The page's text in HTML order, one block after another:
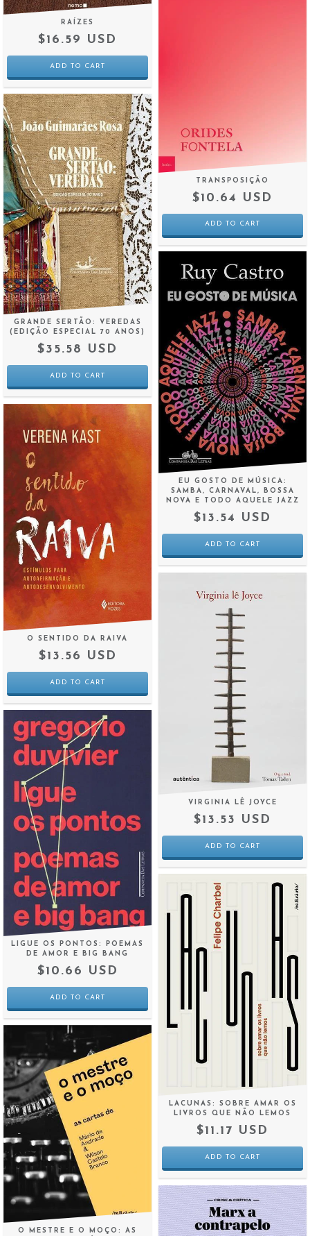
RAÍZES
$16.59 USD
GRANDE SERTÃO: VEREDAS
(EDIÇÃO ESPECIAL 70 ANOS)
$35.58 USD
TRANSPOSIÇÃO
$10.64 USD
O SENTIDO DA RAIVA
$13.56 USD
EU GOSTO DE MÚSICA:
SAMBA, CARNAVAL, BOSSA
NOVA E TODO AQUELE JAZZ
$13.54 USD
LIGUE OS PONTOS: POEMAS
DE AMOR E BIG BANG
$10.66 USD
VIRGINIA LÊ JOYCE
$13.53 USD
O MESTRE E O MOÇO: AS
LACUNAS: SOBRE AMAR OS
LIVROS QUE NÃO LEMOS
$11.17 USD